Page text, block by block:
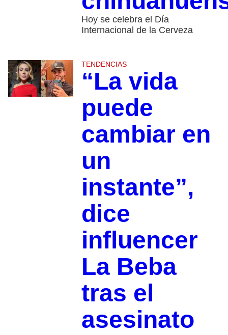
Hoy se celebra el Día
Internacional de la Cerveza
TENDENCIAS
“La vida
puede
cambiar en
un
instante”,
dice
influencer
La Beba
tras el
asesinato